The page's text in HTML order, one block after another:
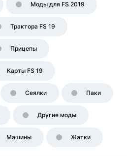
Моды для FS 2019
Трактора FS 19
Прицепы
Карты FS 19
Сеялки Паки
Другие моды
Машины Жатки